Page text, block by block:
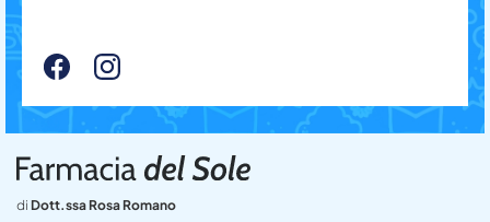
di Dott.ssa Rosa Romano